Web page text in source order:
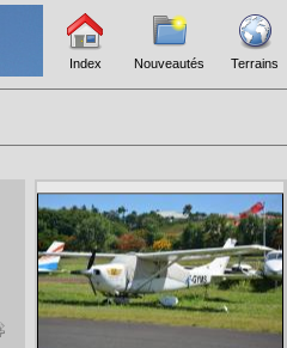
Index Nouveautés Terrains